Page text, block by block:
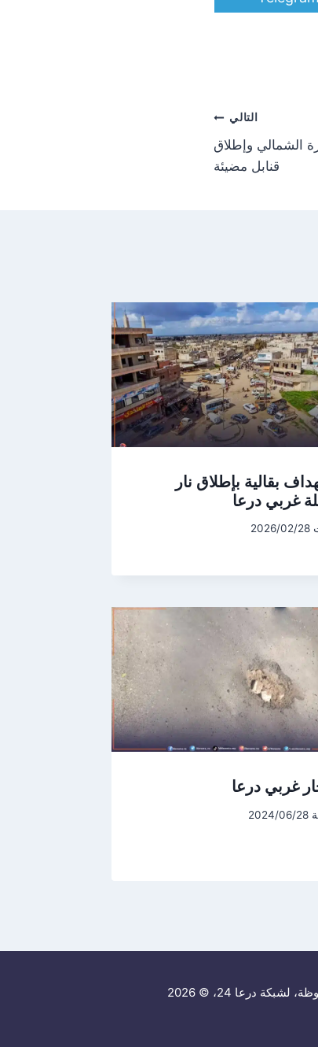
التالي
الشمالي وإطلاق
قنابل مضيئة
بقالية بإطلاق نار
غربي درعا
28
غربي درعا
28
درعا 24، © 2026